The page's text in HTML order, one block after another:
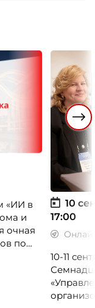
«ИИ в
и
очная
по
10
17:00
10-11